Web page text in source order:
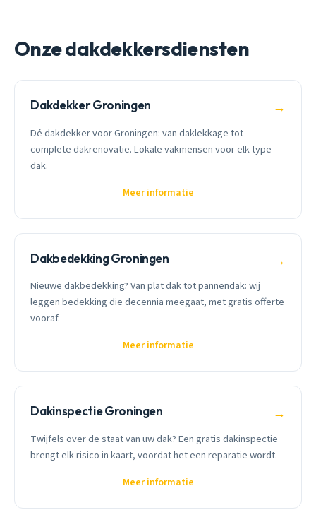
Onze dakdekkersdiensten
Dakdekker Groningen →
Dé dakdekker voor Groningen: van daklekkage tot
complete dakrenovatie. Lokale vakmensen voor elk type
dak.
Meer informatie
Dakbedekking Groningen →
Nieuwe dakbedekking? Van plat dak tot pannendak: wij
leggen bedekking die decennia meegaat, met gratis offerte
vooraf.
Meer informatie
Dakinspectie Groningen →
Twijfels over de staat van uw dak? Een gratis dakinspectie
brengt elk risico in kaart, voordat het een reparatie wordt.
Meer informatie